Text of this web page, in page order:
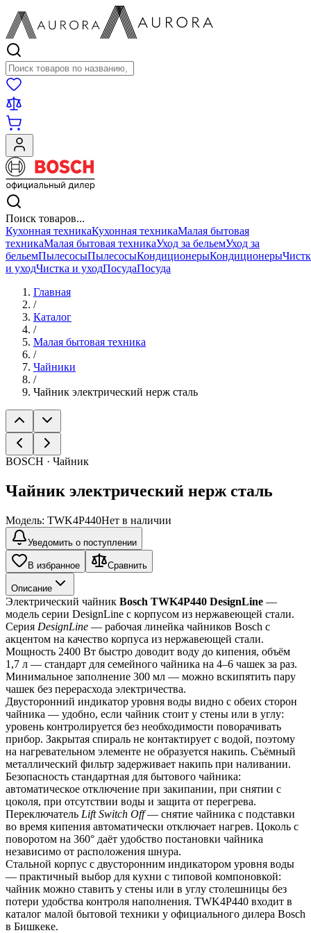
Поиск товаров
Поиск товаров...
Кухонная техникаКухонная техникаМалая бытовая
техникаМалая бытовая техникаУход за бельемУход за
бельемПылесосыПылесосыКондиционерыКондиционеры
и уходЧистка и уходПосудаПосуда
Главная
/
Каталог
/
Малая бытовая техника
/
Чайники
/
Чайник электрический нерж сталь
BOSCH · Чайник
Чайник электрический нерж сталь
Модель: TWK4P440Нет в наличии
Уведомить о поступлении
В избранное Сравнить
Описание
Электрический чайник Bosch TWK4P440 DesignLine —
модель серии DesignLine с корпусом из нержавеющей стали.
Серия DesignLine — рабочая линейка чайников Bosch с
акцентом на качество корпуса из нержавеющей стали.
Мощность 2400 Вт быстро доводит воду до кипения, объём
1,7 л — стандарт для семейного чайника на 4–6 чашек за раз.
Минимальное заполнение 300 мл — можно вскипятить пару
чашек без перерасхода электричества.
Двусторонний индикатор уровня воды видно с обеих сторон
чайника — удобно, если чайник стоит у стены или в углу:
уровень контролируется без необходимости поворачивать
прибор. Закрытая спираль не контактирует с водой, поэтому
на нагревательном элементе не образуется накипь. Съёмный
металлический фильтр задерживает накипь при наливании.
Безопасность стандартная для бытового чайника:
автоматическое отключение при закипании, при снятии с
цоколя, при отсутствии воды и защита от перегрева.
Переключатель Lift Switch Off — снятие чайника с подставки
во время кипения автоматически отключает нагрев. Цоколь с
поворотом на 360° даёт удобство постановки чайника
независимо от расположения шнура.
Стальной корпус с двусторонним индикатором уровня воды
— практичный выбор для кухни с типовой компоновкой:
чайник можно ставить у стены или в углу столешницы без
потери удобства контроля наполнения. TWK4P440 входит в
каталог малой бытовой техники у официального дилера Bosch
в Бишкеке.